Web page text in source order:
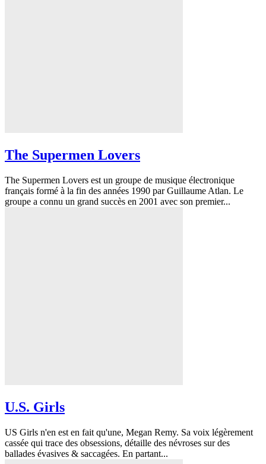
The Supermen Lovers
The Supermen Lovers est un groupe de musique électronique
français formé à la fin des années 1990 par Guillaume Atlan. Le
groupe a connu un grand succès en 2001 avec son premier...
U.S. Girls
US Girls n'en est en fait qu'une, Megan Remy. Sa voix légèrement
cassée qui trace des obsessions, détaille des névroses sur des
ballades évasives & saccagées. En partant...